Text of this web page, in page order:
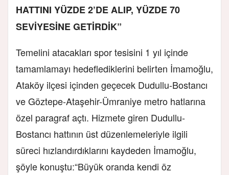
HATTINI YÜZDE 2’DE ALIP, YÜZDE 70
SEVİYESİNE GETİRDİK”
Temelini atacakları spor tesisini 1 yıl içinde
tamamlamayı hedeflediklerini belirten İmamoğlu,
Ataköy ilçesi içinden geçecek Dudullu-Bostancı
ve Göztepe-Ataşehir-Ümraniye metro hatlarına
özel paragraf açtı. Hizmete giren Dudullu-
Bostancı hattının üst düzenlemeleriyle ilgili
süreci hızlandırdıklarını kaydeden İmamoğlu,
şöyle konuştu:“Büyük oranda kendi öz